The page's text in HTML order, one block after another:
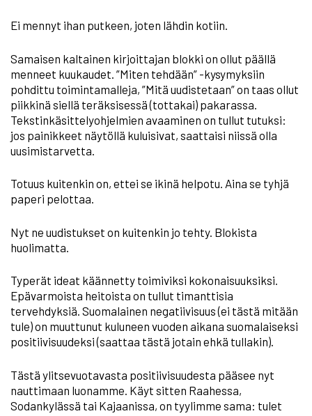
Ei mennyt ihan putkeen, joten lähdin kotiin.
Samaisen kaltainen kirjoittajan blokki on ollut päällä
menneet kuukaudet. ”Miten tehdään” -kysymyksiin
pohdittu toimintamalleja, ”Mitä uudistetaan” on taas ollut
piikkinä siellä teräksisessä (tottakai) pakarassa.
Tekstinkäsittelyohjelmien avaaminen on tullut tutuksi:
jos painikkeet näytöllä kuluisivat, saattaisi niissä olla
uusimistarvetta.
Totuus kuitenkin on, ettei se ikinä helpotu. Aina se tyhjä
paperi pelottaa.
Nyt ne uudistukset on kuitenkin jo tehty. Blokista
huolimatta.
Typerät ideat käännetty toimiviksi kokonaisuuksiksi.
Epävarmoista heitoista on tullut timanttisia
tervehdyksiä. Suomalainen negatiivisuus (ei tästä mitään
tule) on muuttunut kuluneen vuoden aikana suomalaiseksi
positiivisuudeksi (saattaa tästä jotain ehkä tullakin).
Tästä ylitsevuotavasta positiivisuudesta pääsee nyt
nauttimaan luonamme. Käyt sitten Raahessa,
Sodankylässä tai Kajaanissa, on tyylimme sama: tulet